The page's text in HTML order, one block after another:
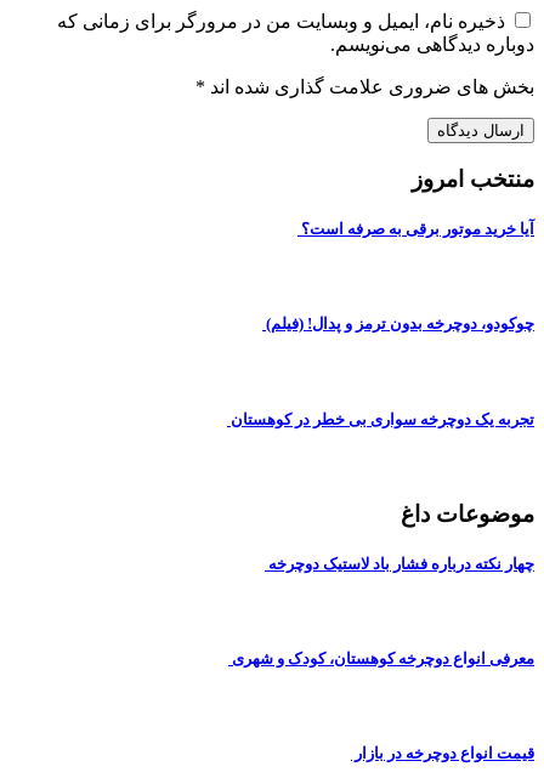
نام، ایمیل و وبسایت من در مرورگر برای زمانی که
دیدگاهی می‌نویسم.
های ضروری علامت گذاری شده اند*
امروز
موتور برقی به صرفه است؟
دوچرخه بدون ترمز و پدال! (فیلم)
یک دوچرخه سواری بی خطر در کوهستان
داغ
درباره فشار باد لاستیک دوچرخه
انواع دوچرخه کوهستان، کودک و شهری
دوچرخه در بازار